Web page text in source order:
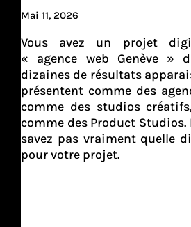
Mai 11, 2026
Vous avez un projet
« agence web Genève »
dizaines de résultats
présentent comme des
comme des studios
comme des Product Studios.
savez pas vraiment quelle
pour votre projet.